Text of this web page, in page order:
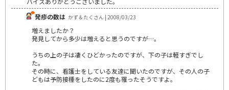
発疹の数は かず＆たくさん | 2008/03/23
増えましたか？
発見してから多少は増えると思うのですが…。
うちの上の子は凄くひどかったのですが、下の子は軽すぎでし
た。
その時に、看護士をしている友達に聞いたのですが、その人の子
どもは予防接種をしたのに2度も罹ったそうですよ。